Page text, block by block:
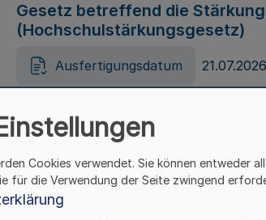
Gesetz betreffend die
(Hochschulstärkungsgesetz)
Ausfertigungsdatum 21.07.2026
Gesetz zur Vermeidung von
Ausfertigungsdatum 21.07.2026
Cookies verwendet. Sie können entweder
für die Verwendung der Seite zwingend